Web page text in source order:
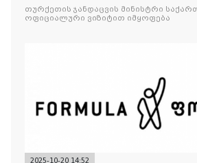
თურქეთის ჯანდაცვის მინისტრი
ოფიციალური ვიზიტით იმყოფება
2025-10-20 14:52